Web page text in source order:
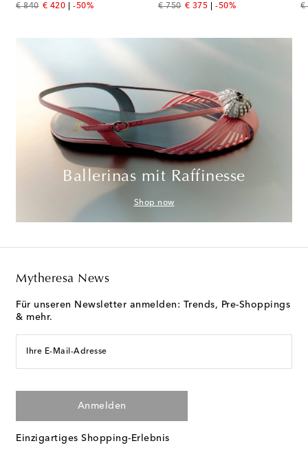
€ 840
original price
€ 420
discount price
-50%
€ 750
original price
€ 375
discount price
-50%
€
Ballerinas mit Raffinesse
Shop now
Mytheresa News
Für unseren Newsletter anmelden: Trends, Pre-Shoppings
& mehr.
Ihre E-Mail-Adresse
Anmelden
Einzigartiges Shopping-Erlebnis